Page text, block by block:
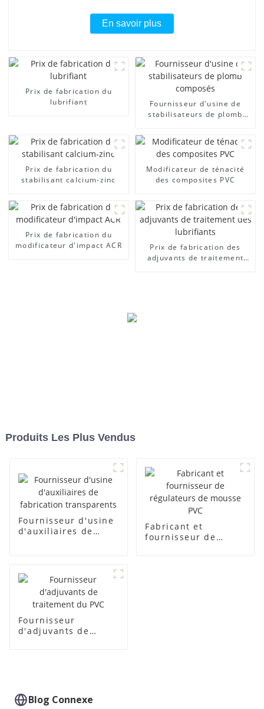
En savoir plus
Prix ​​de fabrication du
lubrifiant
Fournisseur d'usine de
stabilisateurs de plomb
Prix ​​de fabrication du
stabilisant calcium-zinc
Modificateur de ténacité
des composites PVC
Prix ​​de fabrication du
modificateur d'impact ACR
Prix ​​de fabrication des
adjuvants de traitement
Produits Les Plus Vendus
Fournisseur d'usine
d'auxiliaires de
Fabricant et
fournisseur de
Fournisseur
d'adjuvants de
Blog Connexe